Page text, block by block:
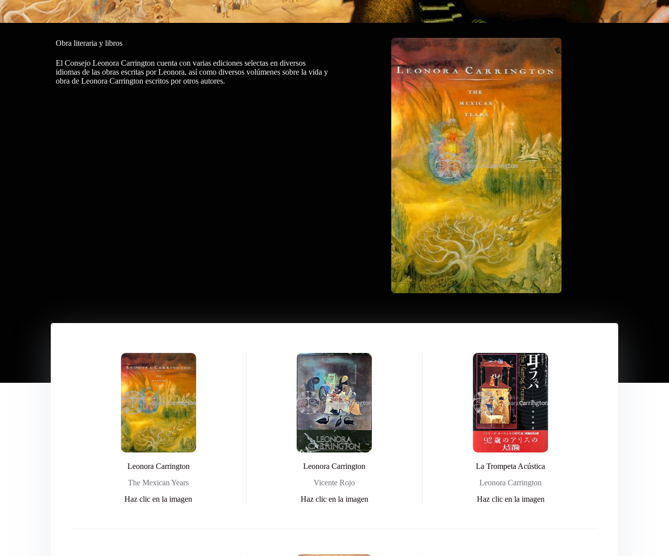
Obra literaria y libros
El Consejo Leonora Carrington cuenta con varias ediciones selectas en diversos
idiomas de las obras escritas por Leonora, así como diversos volúmenes sobre la vida y
obra de Leonora Carrington escritos por otros autores.
Leonora Carrington
The Mexican Years
Haz clic en la imagen
Leonora Carrington
Vicente Rojo
Haz clic en la imagen
La Trompeta Acústica
Leonora Carrington
Haz clic en la imagen